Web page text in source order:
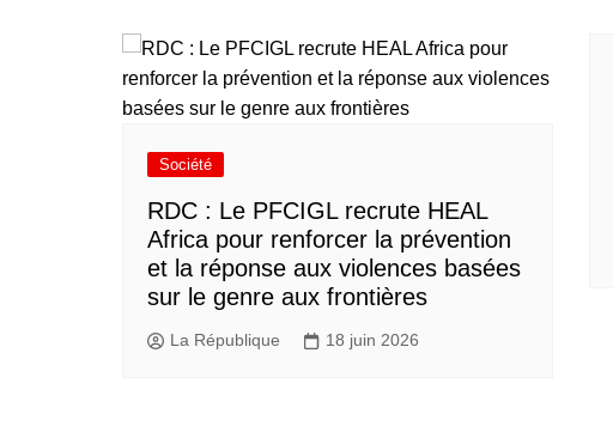
Société
RDC : Le PFCIGL recrute HEAL
Africa pour renforcer la prévention
et la réponse aux violences basées
sur le genre aux frontières
La République 18 juin 2026